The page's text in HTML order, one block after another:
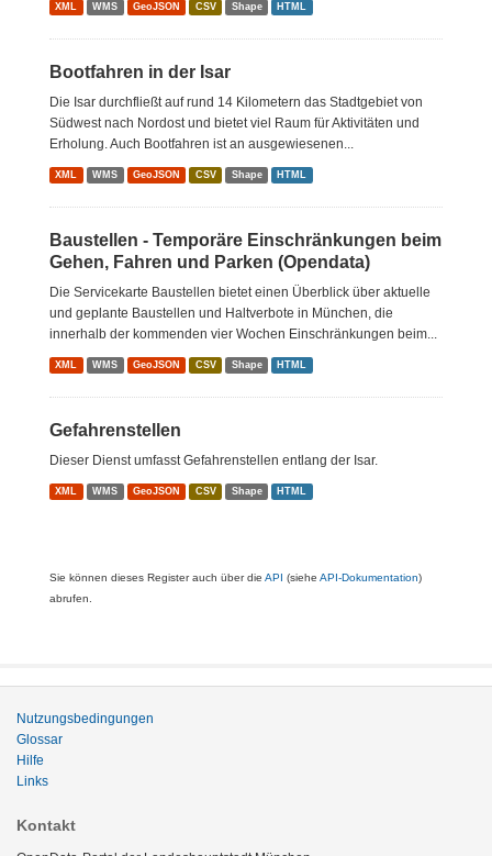
XML WMS GeoJSON CSV Shape HTML
Bootfahren in der Isar
Die Isar durchfließt auf rund 14 Kilometern das Stadtgebiet von
Südwest nach Nordost und bietet viel Raum für Aktivitäten und
Erholung. Auch Bootfahren ist an ausgewiesenen...
XML WMS GeoJSON CSV Shape HTML
Baustellen - Temporäre Einschränkungen beim
Gehen, Fahren und Parken (Opendata)
Die Servicekarte Baustellen bietet einen Überblick über aktuelle
und geplante Baustellen und Haltverbote in München, die
innerhalb der kommenden vier Wochen Einschränkungen beim...
XML WMS GeoJSON CSV Shape HTML
Gefahrenstellen
Dieser Dienst umfasst Gefahrenstellen entlang der Isar.
XML WMS GeoJSON CSV Shape HTML
Sie können dieses Register auch über die API (siehe API-Dokumentation)
abrufen.
Nutzungsbedingungen
Glossar
Hilfe
Links
Kontakt